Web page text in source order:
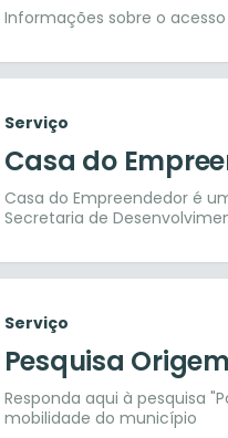
Informações sobre o
Serviço
Casa do
Casa do Empreendedor é
Secretaria de
Serviço
Pesquisa
Responda aqui à pesquisa
mobilidade do município